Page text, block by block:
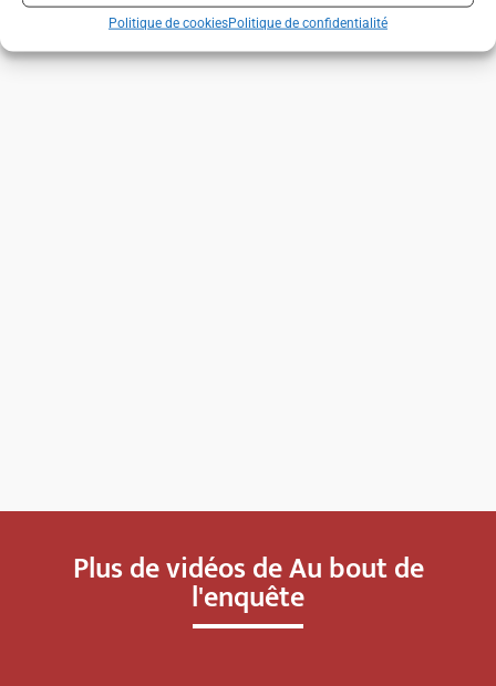
Politique de cookiesPolitique de confidentialité
Plus de vidéos de Au bout de
l'enquête